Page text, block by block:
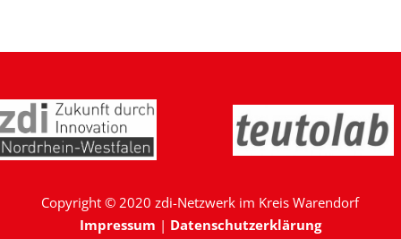
Copyright © 2020 zdi-Netzwerk im Kreis Warendorf
Impressum | Datenschutzerklärung